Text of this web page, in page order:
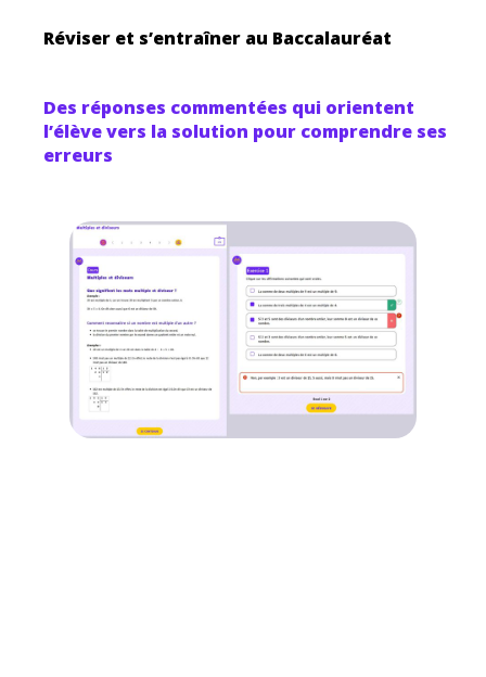
Réviser et s’entraîner au Baccalauréat
Des réponses commentées qui orientent
l’élève vers la solution pour comprendre ses
erreurs